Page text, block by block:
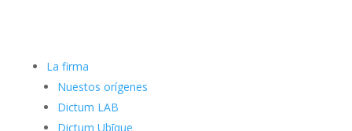
La firma
Nuestos orígenes
Dictum LAB
Dictum Ubīque